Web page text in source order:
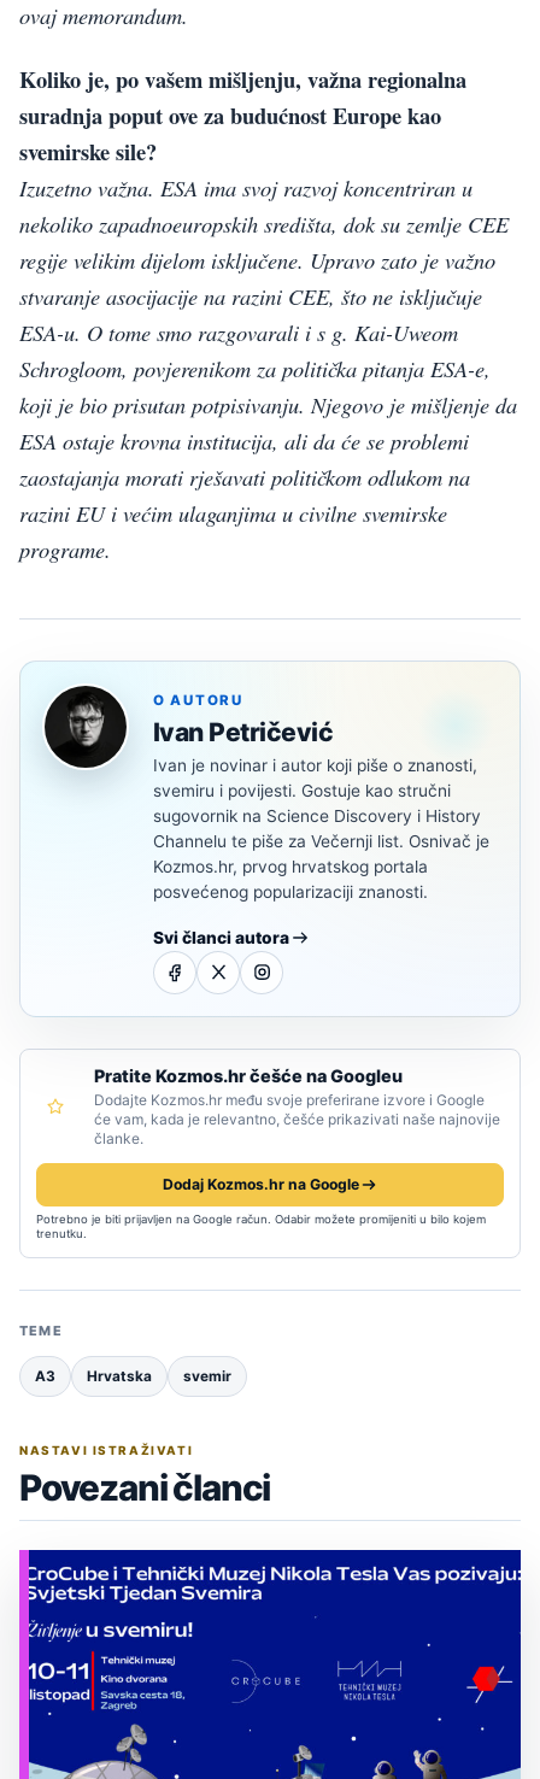
ovaj memorandum.
Koliko je, po vašem mišljenju, važna regionalna
suradnja poput ove za budućnost Europe kao
svemirske sile?
Izuzetno važna. ESA ima svoj razvoj koncentriran u
nekoliko zapadnoeuropskih središta, dok su zemlje CEE
regije velikim dijelom isključene. Upravo zato je važno
stvaranje asocijacije na razini CEE, što ne isključuje
ESA-u. O tome smo razgovarali i s g. Kai-Uweom
Schrogloom, povjerenikom za politička pitanja ESA-e,
koji je bio prisutan potpisivanju. Njegovo je mišljenje da
ESA ostaje krovna institucija, ali da će se problemi
zaostajanja morati rješavati političkom odlukom na
razini EU i većim ulaganjima u civilne svemirske
programe.
O AUTORU
Ivan Petričević
Ivan je novinar i autor koji piše o znanosti,
svemiru i povijesti. Gostuje kao stručni
sugovornik na Science Discovery i History
Channelu te piše za Večernji list. Osnivač je
Kozmos.hr, prvog hrvatskog portala
posvećenog popularizaciji znanosti.
Svi članci autora
Pratite Kozmos.hr češće na Googleu
Dodajte Kozmos.hr među svoje preferirane izvore i Google
će vam, kada je relevantno, češće prikazivati naše najnovije
članke.
Dodaj Kozmos.hr na Google
Potrebno je biti prijavljen na Google račun. Odabir možete promijeniti u bilo kojem
trenutku.
TEME
A3 Hrvatska svemir
NASTAVI ISTRAŽIVATI
Povezani članci